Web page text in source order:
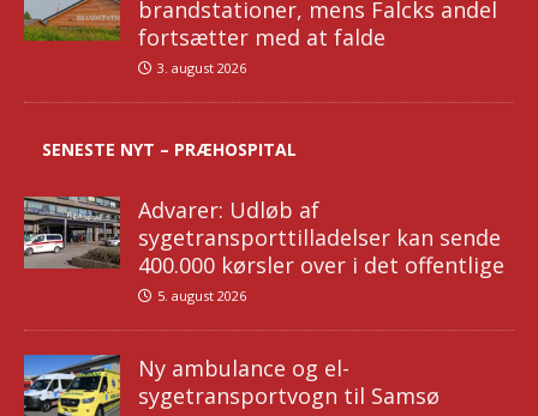
brandstationer, mens Falcks andel
fortsætter med at falde
3. august 2026
SENESTE NYT – PRÆHOSPITAL
Advarer: Udløb af
sygetransporttilladelser kan sende
400.000 kørsler over i det offentlige
5. august 2026
Ny ambulance og el-
sygetransportvogn til Samsø